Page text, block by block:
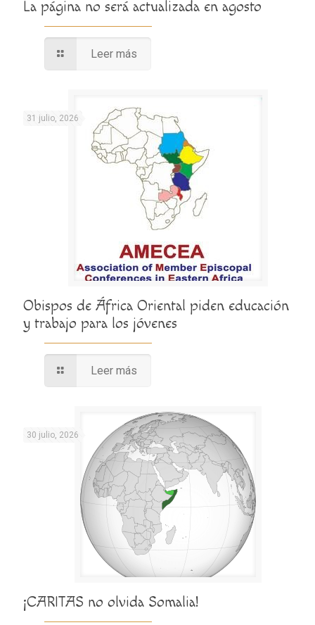
La página no será actualizada en agosto
Leer más
31 julio, 2026
Obispos de África Oriental piden educación
y trabajo para los jóvenes
Leer más
30 julio, 2026
¡CARITAS no olvida Somalia!